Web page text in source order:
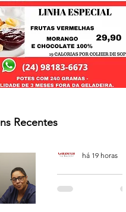
Recentes
PODCAST
'CAFÉ
há 19 horas